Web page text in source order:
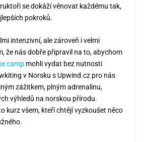
se dokáží věnovat každému tak,
pokroků.
intenzivní, ale zároveň i velmi
že nás dobře připravil na to, abychom
camp mohli vydat bez nutnosti
v Norsku s Upwind.cz pro nás
zážitkem, plným adrenalinu,
výhledů na norskou přírodu.
kurz všem, kteří chtějí vyzkoušet něco